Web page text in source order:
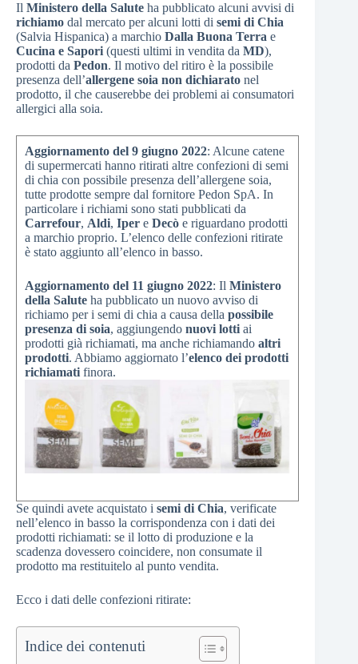
Il Ministero della Salute ha pubblicato alcuni avvisi di
richiamo dal mercato per alcuni lotti di semi di Chia
(Salvia Hispanica) a marchio Dalla Buona Terra e
Cucina e Sapori (questi ultimi in vendita da MD),
prodotti da Pedon. Il motivo del ritiro è la possibile
presenza dell’allergene soia non dichiarato nel
prodotto, il che causerebbe dei problemi ai consumatori
allergici alla soia.
Aggiornamento del 9 giugno 2022: Alcune catene
di supermercati hanno ritirati altre confezioni di semi
di chia con possibile presenza dell’allergene soia,
tutte prodotte sempre dal fornitore Pedon SpA. In
particolare i richiami sono stati pubblicati da
Carrefour, Aldi, Iper e Decò e riguardano prodotti
a marchio proprio. L’elenco delle confezioni ritirate
è stato aggiunto all’elenco in basso.
Aggiornamento del 11 giugno 2022: Il Ministero
della Salute ha pubblicato un nuovo avviso di
richiamo per i semi di chia a causa della possibile
presenza di soia, aggiungendo nuovi lotti ai
prodotti già richiamati, ma anche richiamando altri
prodotti. Abbiamo aggiornato l’elenco dei prodotti
richiamati finora.
Se quindi avete acquistato i semi di Chia, verificate
nell’elenco in basso la corrispondenza con i dati dei
prodotti richiamati: se il lotto di produzione e la
scadenza dovessero coincidere, non consumate il
prodotto ma restituitelo al punto vendita.
Ecco i dati delle confezioni ritirate:
Indice dei contenuti